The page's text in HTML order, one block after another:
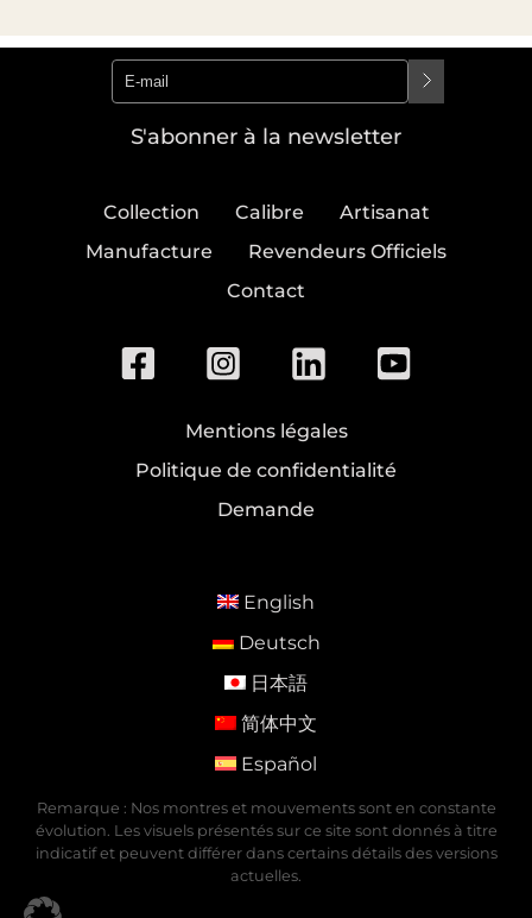
S'abonner à la newsletter
Collection Calibre
Artisanat
Manufacture
Revendeurs Officiels
Contact
Mentions légales
Politique de confidentialité
Demande
English
Deutsch
日本語
简体中文
Español
Remarque : Nos montres et mouvements sont en constante
évolution. Les visuels présentés sur ce site sont donnés à titre
indicatif et peuvent différer dans certains détails des versions
actuelles.